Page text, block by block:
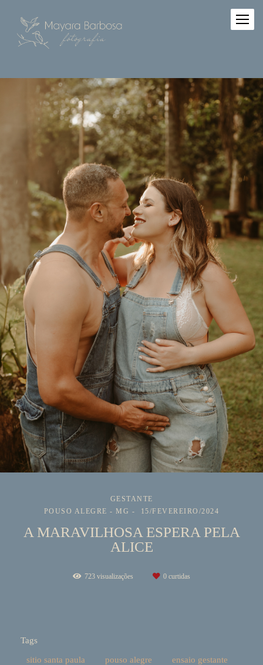
GESTANTE
POUSO ALEGRE - MG
15/FEVEREIRO/2024
A MARAVILHOSA ESPERA PELA
ALICE
723 visualizações 0 curtidas
Tags
sitio santa paula pouso alegre
ensaio gestante